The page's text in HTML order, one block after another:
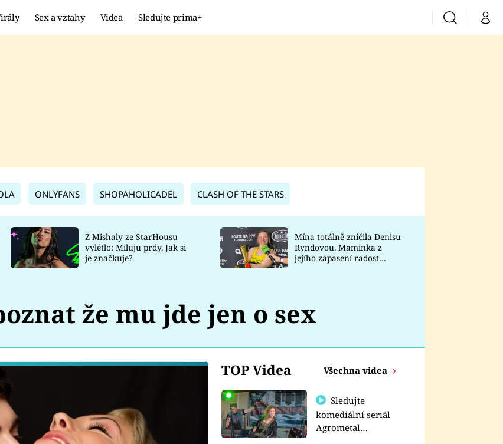
Sex a vztahy Videa Sledujte prima+ VyhledáváníMůj
Prima Lajk
Sledujte nás
ONLYFANS SHOPAHOLICADEL CLASH OF THE STARS
Z Mishaly ze StarHousu
vylétlo: Miluju prdy. Jak si
je značkuje?
Mína totálně zničila Denisu
Ryndovou. Maminka z
jejího zápasení radost
že mu jde jen o sex
TOP Videa Všechna videa
Sledujte
komediální seriál
Agrometal